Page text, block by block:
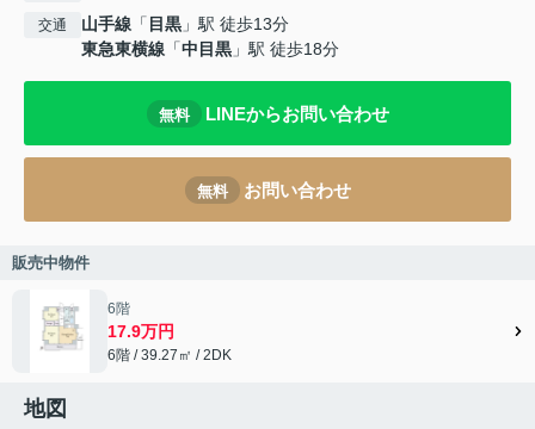
交通 山手線 「 目黒 」駅 徒歩13分
東急東横線 「中目黒 」駅 徒歩18分
無料 LINEからお問い合わせ
無料 お問い合わせ
販売中物件
6階
17.9万円
6階 / 39.27㎡ / 2DK
地図